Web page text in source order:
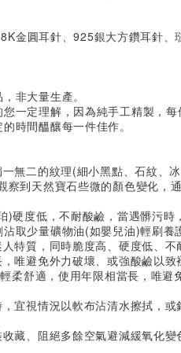
金圓耳針、925銀大方鑽耳針、
非大量生產。
一定理解，因為純手工精製，
時間醞釀每一件佳作。
無二的紋理(細小黑點、石紋、
察到天然寶石些微的顏色變化，
)硬度低，不耐酸鹼，當遇髒污時
取少量礦物油(如嬰兒油)輕刷養
特質，同時脆度高、硬度低、不
唯避免外力破壞、或強酸鹼以致
柔舒適，使用年限相當長，唯避
宜視情況以軟布沾清水擦拭，或
藏、阻絕多餘空氣避減緩氧化變